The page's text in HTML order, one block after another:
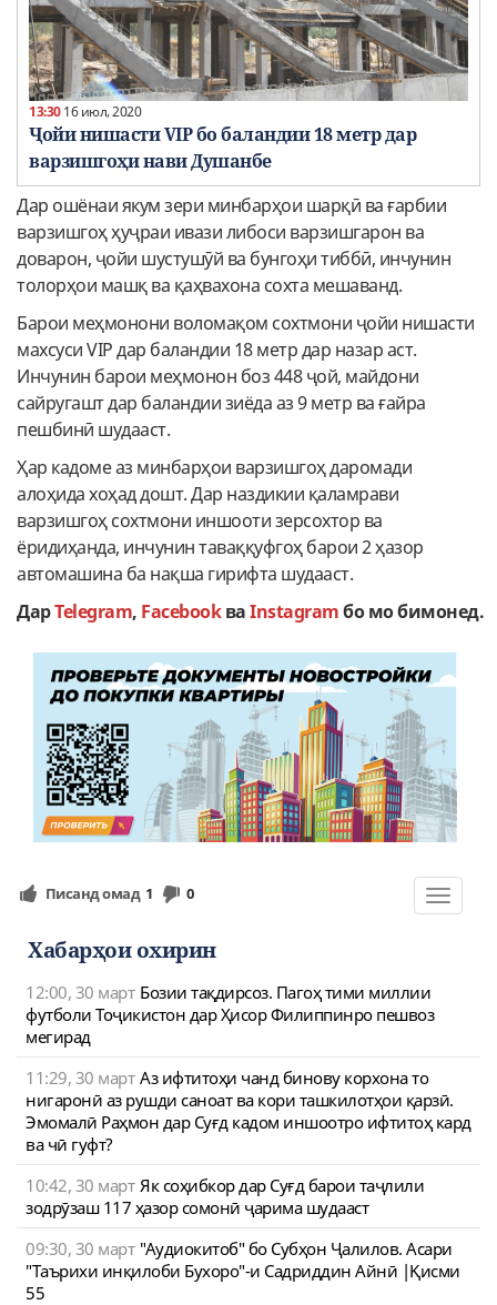
13:3016 июл, 2020
Ҷойи нишасти VIP бо баландии 18 метр дар
варзишгоҳи нави Душанбе
Дар ошёнаи якум зери минбарҳои шарқӣ ва ғарбии
варзишгоҳ ҳуҷраи ивази либоси варзишгарон ва
доварон, ҷойи шустушӯй ва бунгоҳи тиббӣ, инчунин
толорҳои машқ ва қаҳвахона сохта мешаванд.
Барои меҳмонони воломақом сохтмони ҷойи нишасти
махсуси VIP дар баландии 18 метр дар назар аст.
Инчунин барои меҳмонон боз 448 ҷой, майдони
сайругашт дар баландии зиёда аз 9 метр ва ғайра
пешбинӣ шудааст.
Ҳар кадоме аз минбарҳои варзишгоҳ даромади
алоҳида хоҳад дошт. Дар наздикии қаламрави
варзишгоҳ сохтмони иншооти зерсохтор ва
ёридиҳанда, инчунин таваққуфгоҳ барои 2 ҳазор
автомашина ба нақша гирифта шудааст.
ДарTelegram, FacebookваInstagramбо мо бимонед.
Toggle
Писанд омад 1 0
Хабарҳои охирин
12:00, 30 март Бозии тақдирсоз. Пагоҳ тими миллии
футболи Тоҷикистон дар Ҳисор Филиппинро пешвоз
мегирад
11:29, 30 март Аз ифтитоҳи чанд бинову корхона то
нигаронӣ аз рушди саноат ва кори ташкилотҳои қарзӣ.
Эмомалӣ Раҳмон дар Суғд кадом иншоотро ифтитоҳ кард
ва чӣ гуфт?
10:42, 30 март Як соҳибкор дар Суғд барои таҷлили
зодрӯзаш 117 ҳазор сомонӣ ҷарима шудааст
09:30, 30 март "Аудиокитоб" бо Субҳон Ҷалилов. Асари
"Таърихи инқилоби Бухоро"-и Садриддин Айнӣ |Қисми
55